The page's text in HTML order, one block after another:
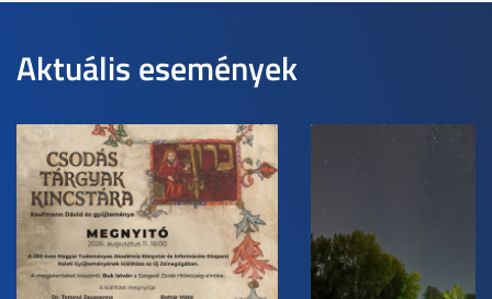
Aktuális események